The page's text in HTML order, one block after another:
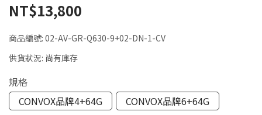
NT$13,800
商品編號: 02-AV-GR-Q630-9+02-DN-1-CV
供貨狀況: 尚有庫存
規格
CONVOX品牌4+64G
CONVOX品牌6+64G